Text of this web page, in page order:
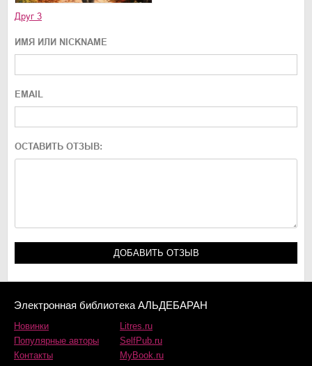
Друг 3
ИМЯ ИЛИ NICKNAME
EMAIL
ОСТАВИТЬ ОТЗЫВ:
Электронная библиотека АЛЬДЕБАРАН
Новинки
Популярные авторы
Контакты
Litres.ru
SelfPub.ru
MyBook.ru